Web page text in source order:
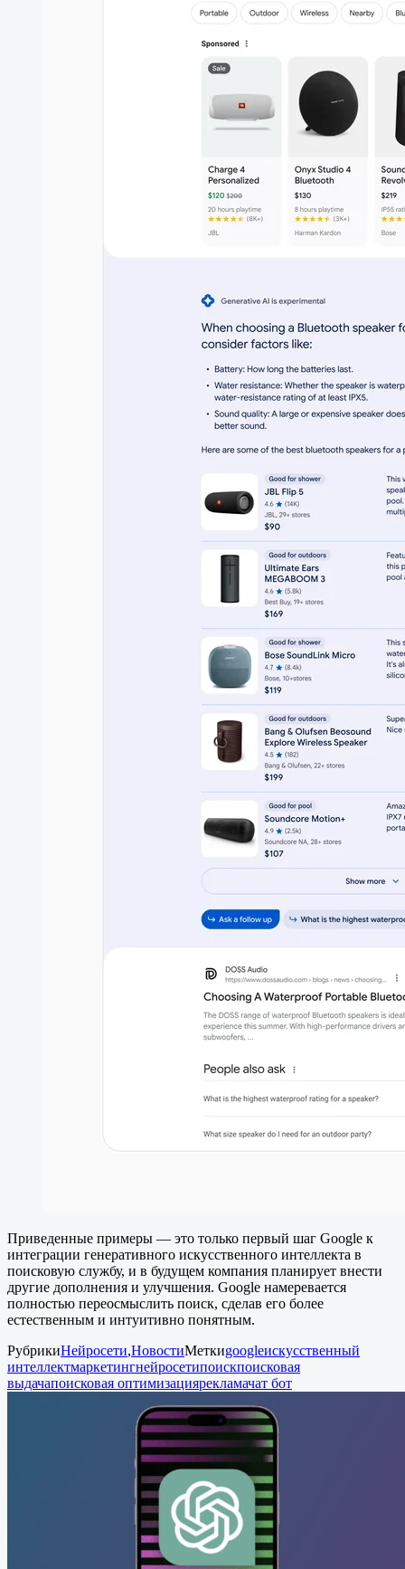
Приведенные примеры — это только первый шаг Google к
интеграции генеративного искусственного интеллекта в
поисковую службу, и в будущем компания планирует внести
другие дополнения и улучшения. Google намеревается
полностью переосмыслить поиск, сделав его более
естественным и интуитивно понятным.
РубрикиНейросети,НовостиМеткиgoogleискусственный
интеллектмаркетингнейросетипоискпоисковая
выдачапоисковая оптимизациярекламачат бот